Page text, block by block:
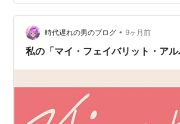
いい作品を酷評するなんて意味がわから
っていました。ただ、全体的には音がチ
干冗長な楽曲も目につくので、気持ちは
い。ただ、アルバムは大ヒットしたしア
時代遅れの男のブログ • 9ヶ月前
私の「マイ・フェイバリット・アル